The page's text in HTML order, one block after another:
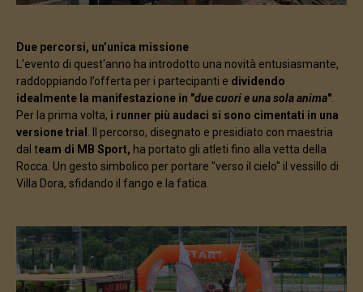
Due percorsi, un’unica missione
L'evento di quest'anno ha introdotto una novità entusiasmante,
raddoppiando l’offerta per i partecipanti e dividendo
idealmente la manifestazione in "due cuori e una sola anima"
Per la prima volta, i runner più audaci si sono cimentati in una
versione trial
. Il percorso, disegnato e presidiato con maestria
dal team di MB Sport, ha portato gli atleti fino alla vetta della
Rocca. Un gesto simbolico per portare "verso il cielo" il vessillo di
Villa Dora, sfidando il fango e la fatica.